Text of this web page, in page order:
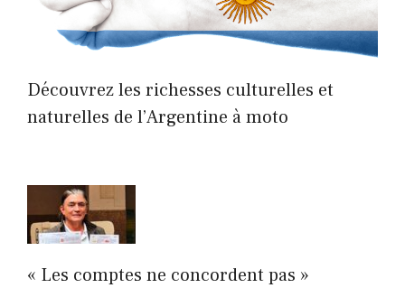
Découvrez les richesses culturelles et
naturelles de l’Argentine à moto
« Les comptes ne concordent pas »